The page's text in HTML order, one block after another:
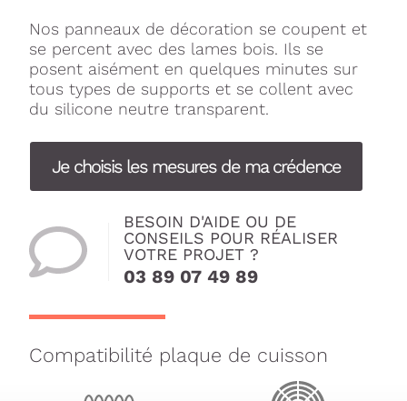
Nos panneaux de décoration se coupent et
se percent avec des lames bois. Ils se
posent aisément en quelques minutes sur
tous types de supports et se collent avec
du silicone neutre transparent.
Je choisis les mesures de ma crédence
BESOIN D'AIDE OU DE
CONSEILS POUR RÉALISER
VOTRE PROJET ?
03 89 07 49 89
Compatibilité plaque de cuisson